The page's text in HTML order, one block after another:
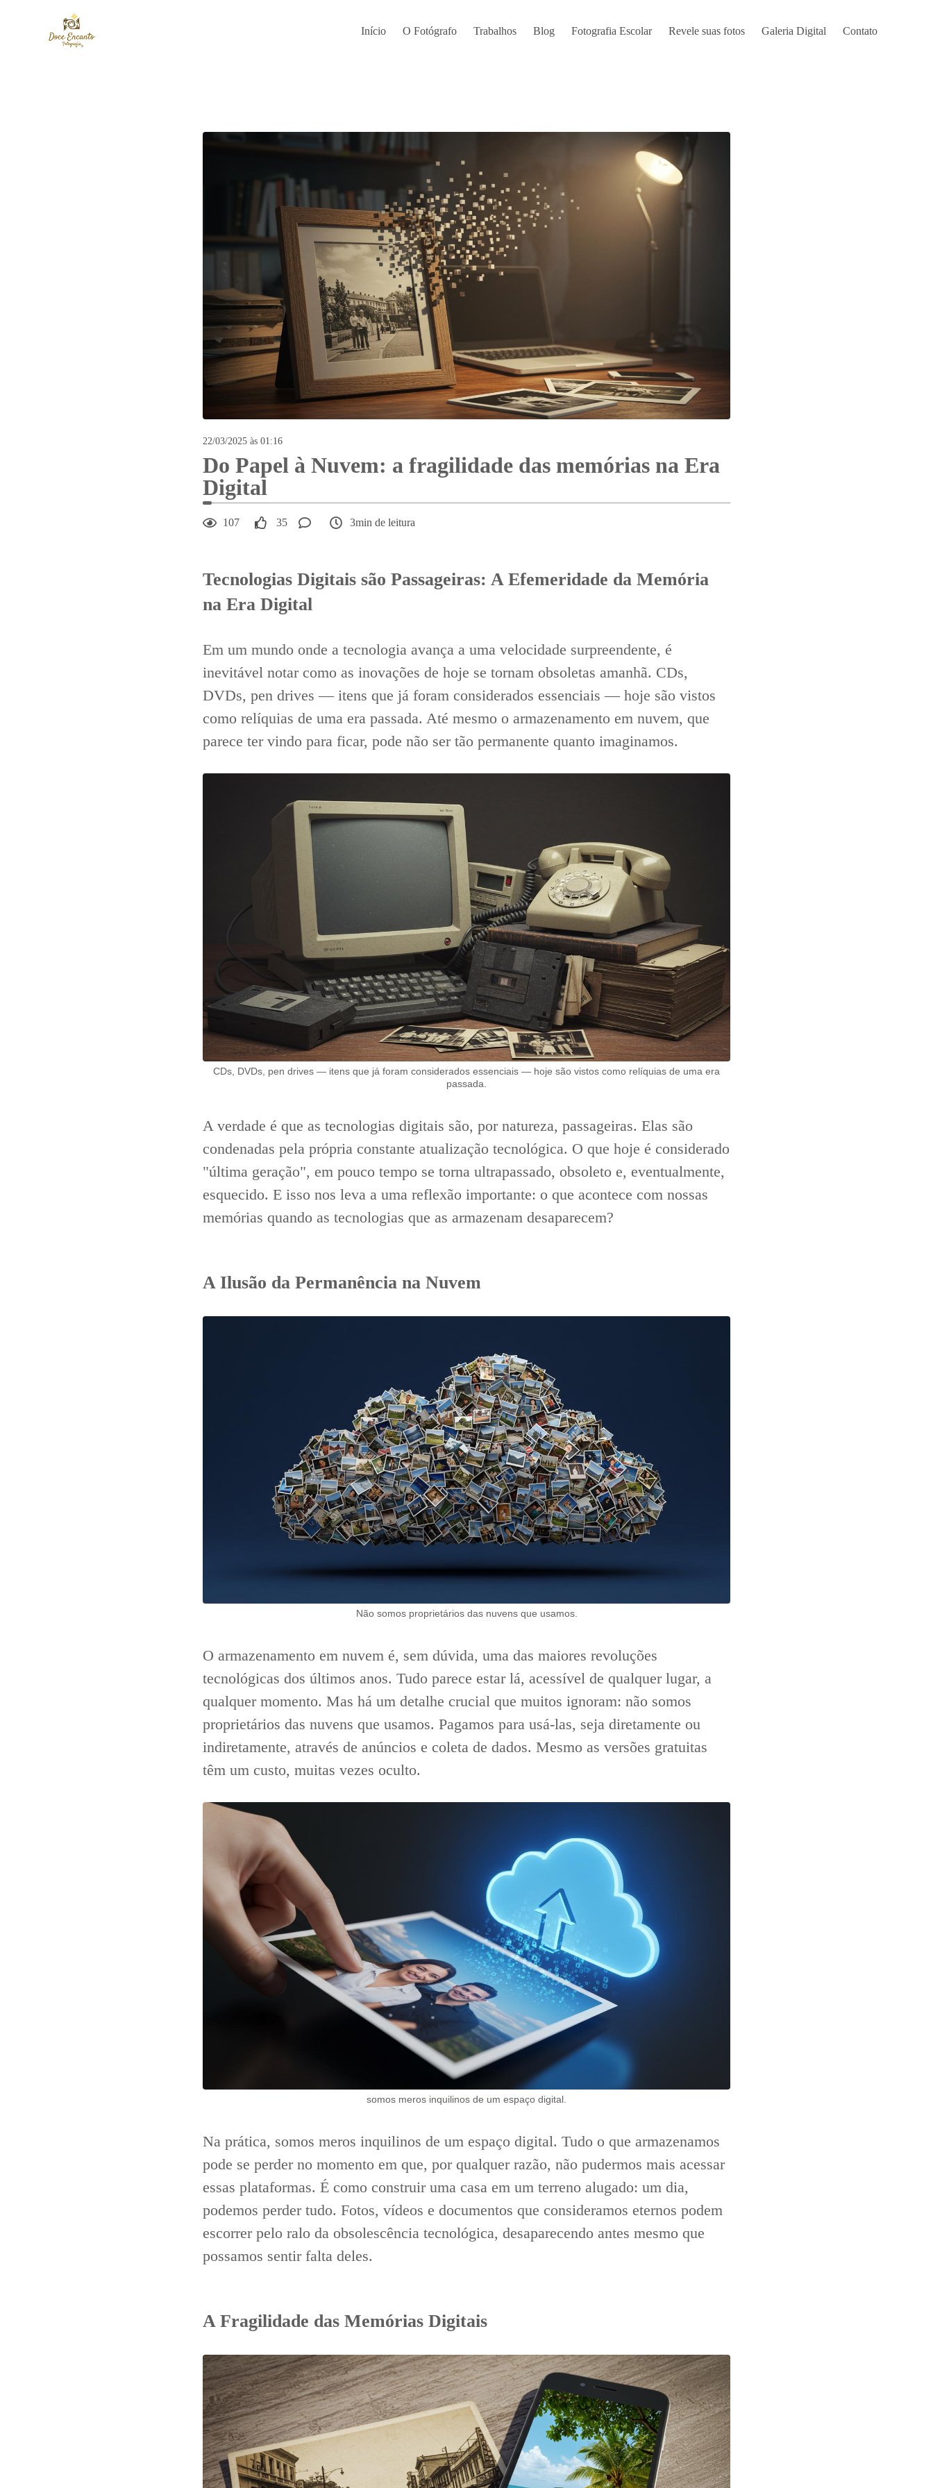
Início O Fotógrafo Trabalhos Blog Fotografia Escolar Revele suas fotos Galeria Digital Contato
22/03/2025 às 01:16
Do Papel à Nuvem: a fragilidade das memórias na Era
Digital
107 35 3min de leitura
Tecnologias Digitais são Passageiras: A Efemeridade da Memória
na Era Digital
Em um mundo onde a tecnologia avança a uma velocidade surpreendente, é
inevitável notar como as inovações de hoje se tornam obsoletas amanhã. CDs,
DVDs, pen drives — itens que já foram considerados essenciais — hoje são vistos
como relíquias de uma era passada. Até mesmo o armazenamento em nuvem, que
parece ter vindo para ficar, pode não ser tão permanente quanto imaginamos.
CDs, DVDs, pen drives — itens que já foram considerados essenciais — hoje são vistos como relíquias de uma era
passada.
A verdade é que as tecnologias digitais são, por natureza, passageiras. Elas são
condenadas pela própria constante atualização tecnológica. O que hoje é considerado
"última geração", em pouco tempo se torna ultrapassado, obsoleto e, eventualmente,
esquecido. E isso nos leva a uma reflexão importante: o que acontece com nossas
memórias quando as tecnologias que as armazenam desaparecem?
A Ilusão da Permanência na Nuvem
Não somos proprietários das nuvens que usamos.
O armazenamento em nuvem é, sem dúvida, uma das maiores revoluções
tecnológicas dos últimos anos. Tudo parece estar lá, acessível de qualquer lugar, a
qualquer momento. Mas há um detalhe crucial que muitos ignoram: não somos
proprietários das nuvens que usamos. Pagamos para usá-las, seja diretamente ou
indiretamente, através de anúncios e coleta de dados. Mesmo as versões gratuitas
têm um custo, muitas vezes oculto.
somos meros inquilinos de um espaço digital.
Na prática, somos meros inquilinos de um espaço digital. Tudo o que armazenamos
pode se perder no momento em que, por qualquer razão, não pudermos mais acessar
essas plataformas. É como construir uma casa em um terreno alugado: um dia,
podemos perder tudo. Fotos, vídeos e documentos que consideramos eternos podem
escorrer pelo ralo da obsolescência tecnológica, desaparecendo antes mesmo que
possamos sentir falta deles.
A Fragilidade das Memórias Digitais